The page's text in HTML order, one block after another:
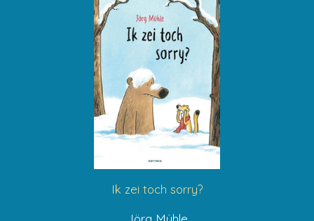
Ik zei toch sorry?